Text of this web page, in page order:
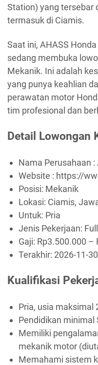
Station) yang tersebar
termasuk di Ciamis.
Saat ini, AHASS
sedang membuka
Mekanik. Ini adalah
yang punya keahlian
perawatan motor
tim profesional dan
Detail Lowongan
Nama Perusahaan :
Website : https://
Posisi: Mekanik
Lokasi: Ciamis,
Untuk: Pria
Jenis Pekerjaan:
Gaji: Rp3.500.000 –
Terakhir: 2026-11-30
Kualifikasi
Pria, usia maksimal
Pendidikan minimal
Memiliki
mekanik motor
Memahami sistem